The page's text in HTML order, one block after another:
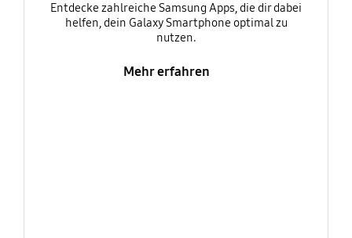
Entdecke zahlreiche Samsung Apps, die dir dabei
helfen, dein Galaxy Smartphone optimal zu
nutzen.
Mehr erfahren